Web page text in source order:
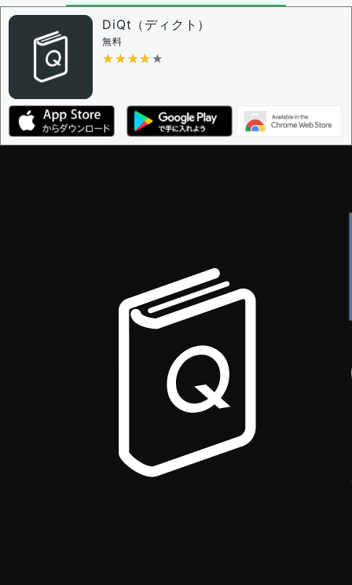
問題の編集権限を持つユーザー -すべてのユーザー
審査に対する投票権限を持つユーザー -
決定に必要な投票数 -
編集ガイドライン
DiQt（ディクト）
無料
★★★★★
★★★★★